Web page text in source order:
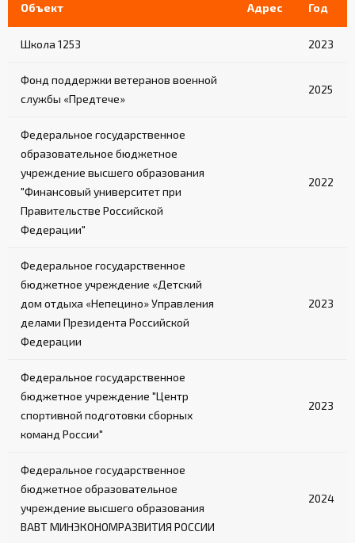
Объект Адрес Год
Школа 1253 2023
Фонд поддержки ветеранов военной
службы «Предтече»
2025
Федеральное государственное
образовательное бюджетное
учреждение высшего образования
"Финансовый университет при
Правительстве Российской
Федерации"
2022
Федеральное государственное
бюджетное учреждение «Детский
дом отдыха «Непецино» Управления
делами Президента Российской
Федерации
2023
Федеральное государственное
бюджетное учреждение "Центр
спортивной подготовки сборных
команд России"
2023
Федеральное государственное
бюджетное образовательное
учреждение высшего образования
ВАВТ МИНЭКОНОМРАЗВИТИЯ РОССИИ
2024